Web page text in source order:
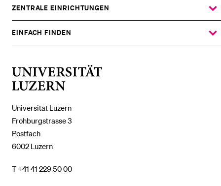
Universität Luzern
Frohburgstrasse 3
Postfach
6002 Luzern
T +41 41 229 50 00
UNTERMENÜ
ZENTRALE EINRICHTUNGEN
ZEIGE
DAS
UNTERMENÜ
EINFACH FINDEN
ZEIGE
DAS